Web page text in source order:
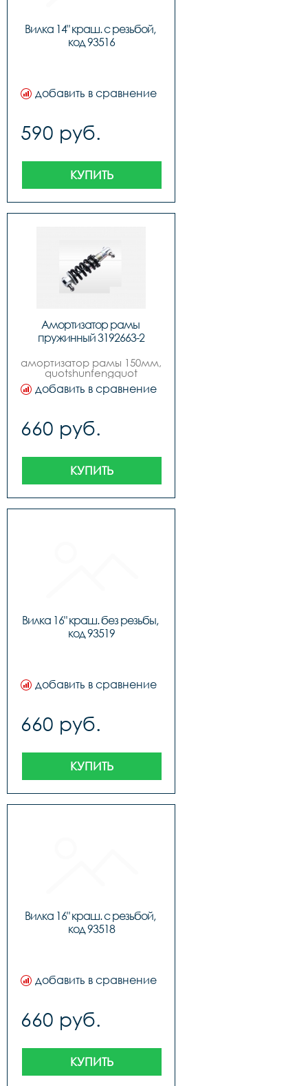
Вилка 14" краш. с резьбой,
код 93516
добавить в сравнение
590 руб.
КУПИТЬ
Амортизатор рамы
пружинный 3192663-2
амортизатор рамы 150мм,
quotshunfengquot
добавить в сравнение
660 руб.
КУПИТЬ
Вилка 16" краш. без резьбы,
код 93519
добавить в сравнение
660 руб.
КУПИТЬ
Вилка 16" краш. с резьбой,
код 93518
добавить в сравнение
660 руб.
КУПИТЬ